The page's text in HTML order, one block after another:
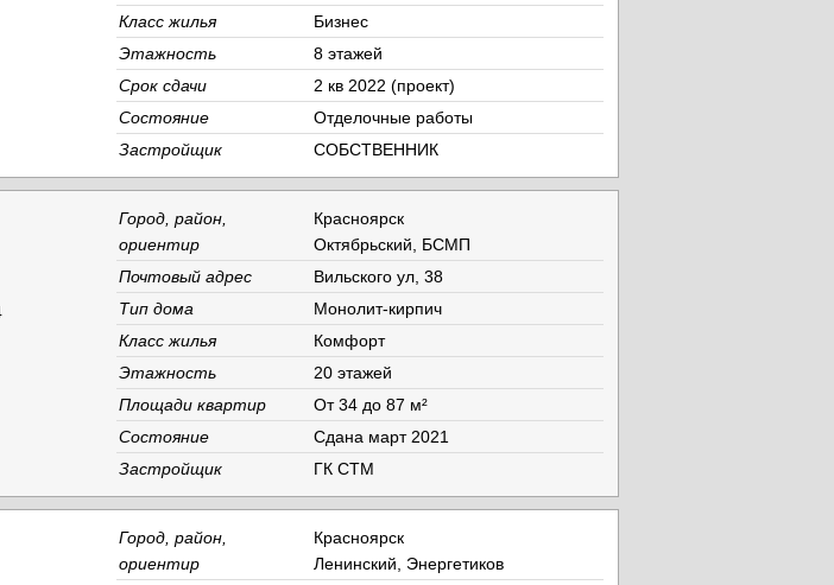
Класс жилья
Бизнес
Этажность
8 этажей
Срок сдачи
2 кв 2022 (проект)
Состояние
Отделочные работы
Застройщик
СОБСТВЕННИК
Город, район,
ориентир
Красноярск
Октябрьский, БСМП
Почтовый адрес
Вильского ул, 38
Тип дома
Монолит-кирпич
Класс жилья
Комфорт
Этажность
20 этажей
Площади квартир
От 34 до 87 м²
Состояние
Cдана март 2021
Застройщик
ГК СТМ
Город, район,
ориентир
Красноярск
Ленинский, Энергетиков